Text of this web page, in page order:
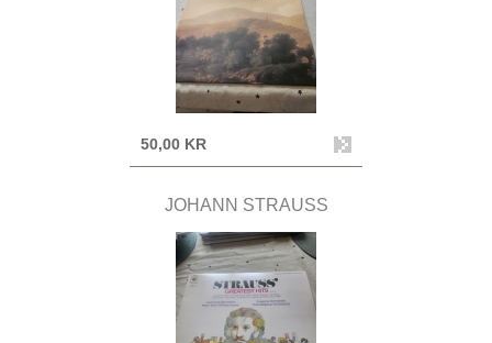
50,00 KR
JOHANN STRAUSS